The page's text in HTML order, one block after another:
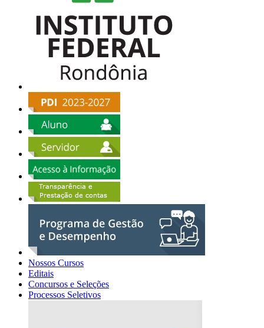
Nossos Cursos
Editais
Concursos e Seleções
Processos Seletivos